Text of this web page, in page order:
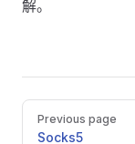
解。
Pager
Previous page
Socks5